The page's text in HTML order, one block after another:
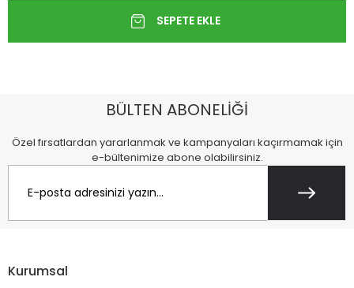
BÜLTEN ABONELİĞİ
Özel fırsatlardan yararlanmak ve kampanyaları kaçırmamak için
e-bültenimize abone olabilirsiniz.
Kurumsal